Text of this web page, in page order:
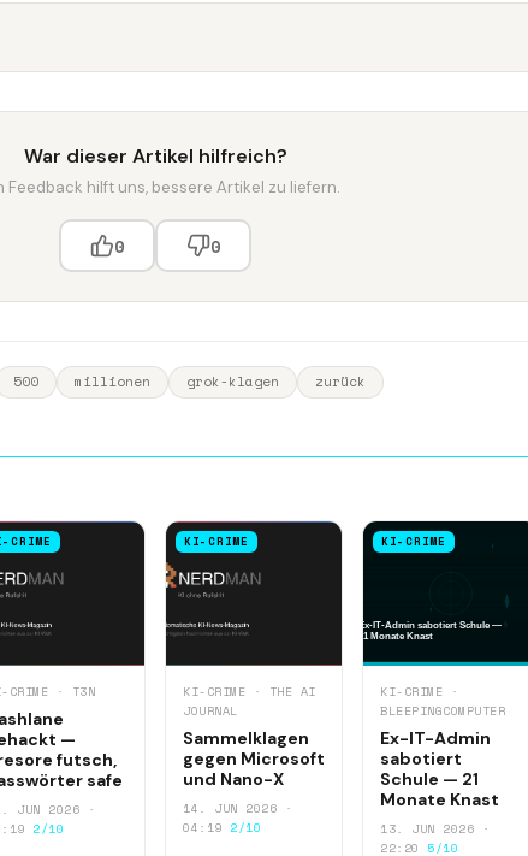
War dieser Artikel hilfreich?
Feedback hilft uns, bessere Artikel zu liefern.
0 0
500 millionen grok-klagen zurück
CRIME
CRIME · T3N
—
futsch,
safe
JUN 2026 ·
2/10
KI-CRIME
KI-CRIME · THE AI
JOURNAL
Sammelklagen
gegen Microsoft
und Nano-X
14. JUN 2026 ·
04:19 2/10
KI-CRIME
KI-CRIME ·
BLEEPINGCOMPUTER
Ex-IT-Admin
sabotiert
Schule — 21
Monate Knast
13. JUN 2026 ·
22:20 5/10